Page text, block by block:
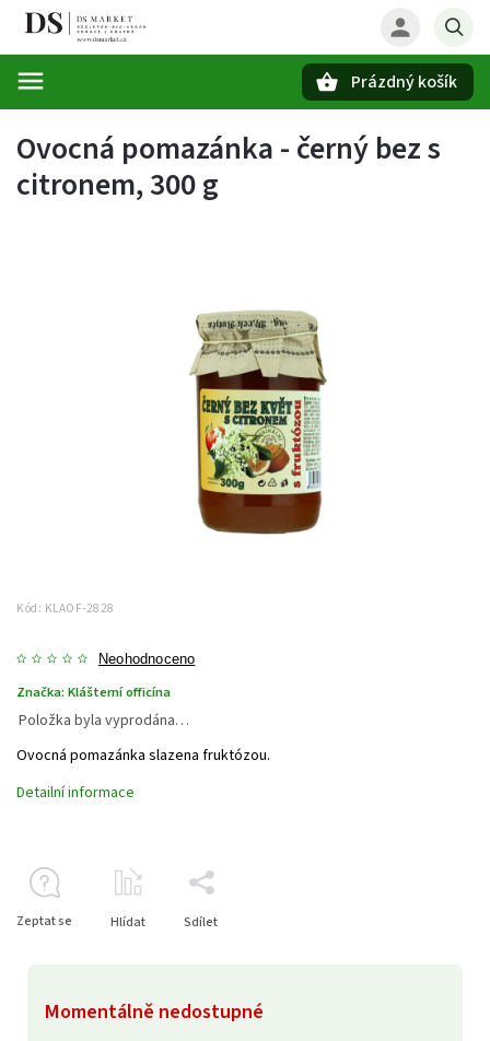
Prázdný košík
Ovocná pomazánka - černý bez s
citronem, 300 g
Kód: KLAOF-2828
Neohodnoceno
Značka: Klášterní officína
Momentálně nedostupné
Položka byla vyprodána…
Ovocná pomazánka slazena fruktózou.
Detailní informace
Zeptat se Hlídat Sdílet